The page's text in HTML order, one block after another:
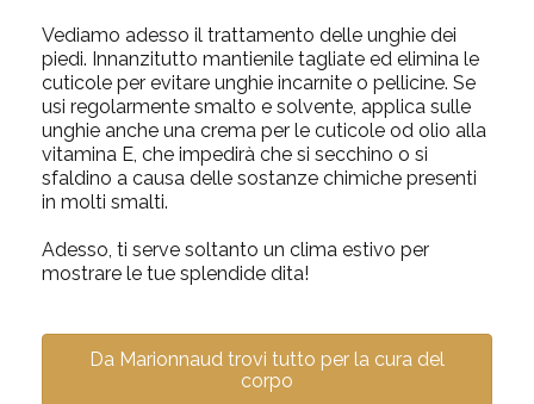
Vediamo adesso il trattamento delle unghie dei
piedi. Innanzitutto mantienile tagliate ed elimina le
cuticole per evitare unghie incarnite o pellicine. Se
usi regolarmente smalto e solvente, applica sulle
unghie anche una crema per le cuticole od olio alla
vitamina E, che impedirà che si secchino o si
sfaldino a causa delle sostanze chimiche presenti
in molti smalti.
Adesso, ti serve soltanto un clima estivo per
mostrare le tue splendide dita!
Da Marionnaud trovi tutto per la cura del
corpo